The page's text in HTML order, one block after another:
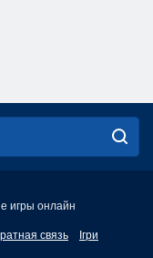
игры онлайн
связь Ігри